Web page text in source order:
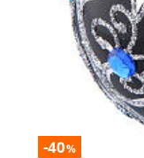
-40%